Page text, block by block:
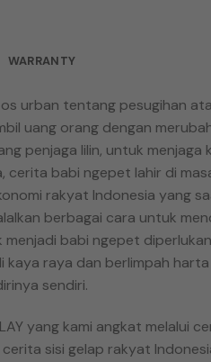
WARRANTY
urban tentang pesugihan
uang orang dengan
penjaga lilin, untuk menjaga
babi ngepet lahir di
rakyat Indonesia yang
berbagai cara untuk
babi ngepet
kaya raya dan berlimpah
sendiri.
yang kami angkat melalui
sisi gelap rakyat